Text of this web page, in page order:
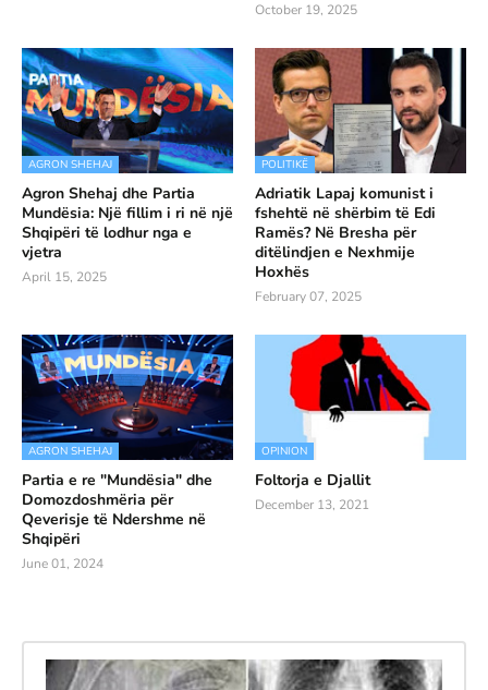
October 19, 2025
AGRON SHEHAJ
Agron Shehaj dhe Partia
Mundësia: Një fillim i ri në një
Shqipëri të lodhur nga e
vjetra
April 15, 2025
POLITIKË
Adriatik Lapaj komunist i
fshehtë në shërbim të Edi
Ramës? Në Bresha për
ditëlindjen e Nexhmije
Hoxhës
February 07, 2025
AGRON SHEHAJ
Partia e re "Mundësia" dhe
Domozdoshmëria për
Qeverisje të Ndershme në
Shqipëri
June 01, 2024
OPINION
Foltorja e Djallit
December 13, 2021